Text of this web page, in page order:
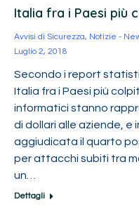
Italia fra i Paesi più
Avvisi di Sicurezza, Notizie -
Luglio 2, 2018
Secondo i report
Italia fra i Paesi più
informatici stanno
di dollari alle aziende, e
aggiudicata il quarto
per attacchi subiti tra
un…
Dettagli